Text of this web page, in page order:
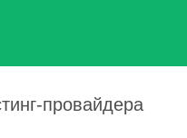
провайдера